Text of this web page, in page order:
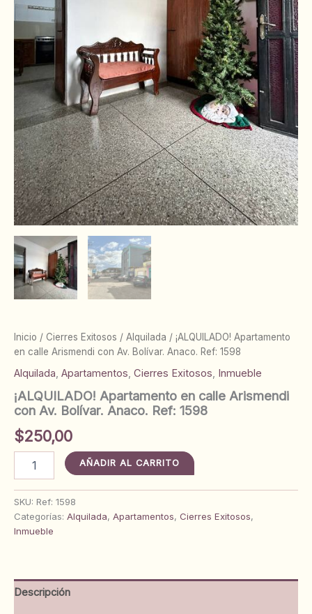
Inicio / Cierres Exitosos / Alquilada / ¡ALQUILADO! Apartamento
en calle Arismendi con Av. Bolívar. Anaco. Ref: 1598
Alquilada, Apartamentos, Cierres Exitosos, Inmueble
¡ALQUILADO! Apartamento en calle Arismendi
con Av. Bolívar. Anaco. Ref: 1598
$250,00
¡ALQUILADO!
Apartamento
calle
Arismendi
con
Ref:
1598
AÑADIR AL CARRITO
SKU: Ref: 1598
Categorías: Alquilada, Apartamentos, Cierres Exitosos,
Inmueble
Descripción